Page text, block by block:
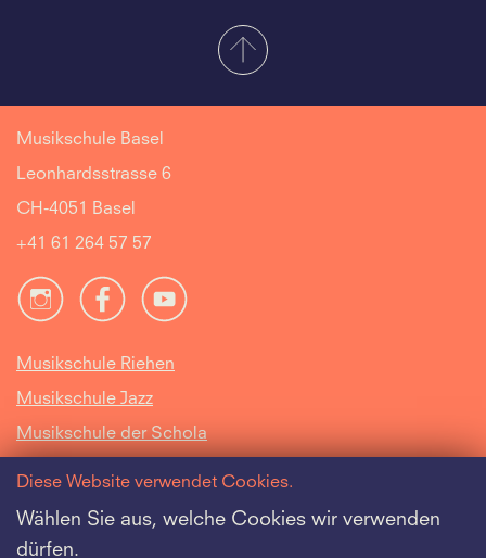
Musikschule Basel
Leonhardsstrasse 6
CH-4051 Basel
+41 61 264 57 57
Musikschule Riehen
Musikschule Jazz
Musikschule der Schola
Intranet
Offene Stellen
Diese Website verwendet Cookies.
Wählen Sie aus, welche Cookies wir verwenden
dürfen.